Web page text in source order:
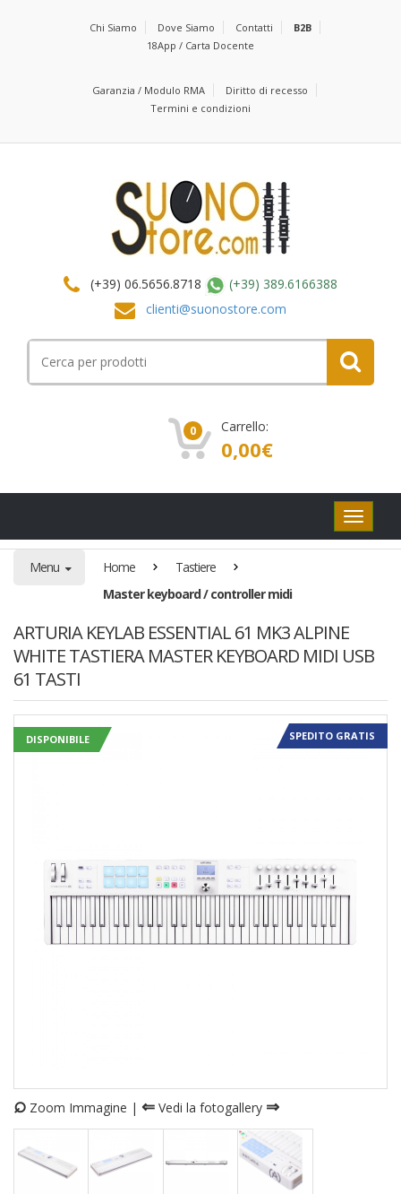
Chi Siamo Dove Siamo Contatti
B2B
18App / Carta Docente
Garanzia / Modulo RMA
Diritto di recesso
Termini e condizioni
(+39) 06.5656.8718
(+39) 389.6166388
clienti@suonostore.com
per:
0 Carrello:
0,00€
Pulsanti
di
Menu Home
Tastiere
Master keyboard / controller midi
ARTURIA KEYLAB ESSENTIAL 61 MK3 ALPINE
WHITE TASTIERA MASTER KEYBOARD MIDI USB
61 TASTI
DISPONIBILE SPEDITO GRATIS
⌕ Zoom Immagine | ⇐ Vedi la fotogallery ⇒